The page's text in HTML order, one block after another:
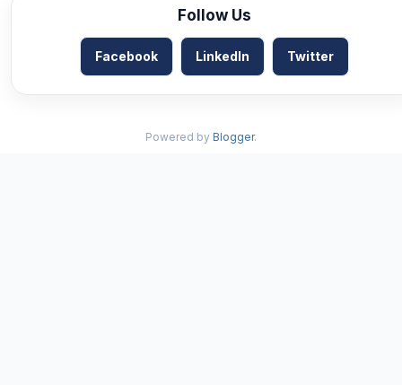
Follow Us
Facebook LinkedIn Twitter
Powered by Blogger.